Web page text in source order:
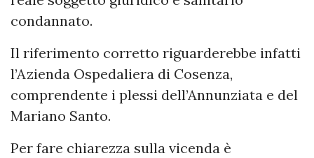
condannato.
Il riferimento corretto riguarderebbe infatti
l’Azienda Ospedaliera di Cosenza,
comprendente i plessi dell’Annunziata e del
Mariano Santo.
Per fare chiarezza sulla vicenda è